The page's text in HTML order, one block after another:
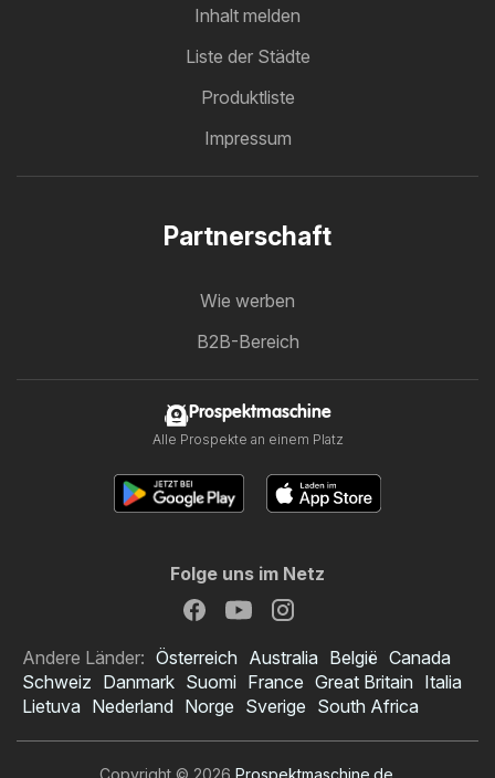
Inhalt melden
Liste der Städte
Produktliste
Impressum
Partnerschaft
Wie werben
B2B-Bereich
Prospektmaschine
Alle Prospekte an einem Platz
Folge uns im Netz
Andere Länder: Österreich Australia België Canada
Schweiz Danmark Suomi France Great Britain Italia
Lietuva Nederland Norge Sverige South Africa